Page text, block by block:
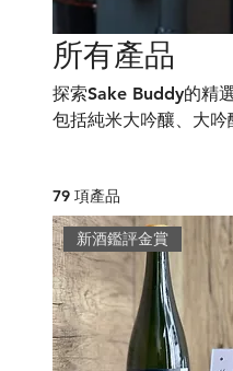
所有產品
探索Sake Buddy的精
包括純米大吟釀、大
79 項產品
新酒鑑評金賞